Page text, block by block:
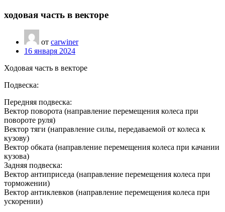
ходовая часть в векторе
от carwiner
16 января 2024
Ходовая часть в векторе
Подвеска:
Передняя подвеска:
Вектор поворота (направление перемещения колеса при
повороте руля)
Вектор тяги (направление силы, передаваемой от колеса к
кузову)
Вектор обката (направление перемещения колеса при качании
кузова)
Задняя подвеска:
Вектор антиприседа (направление перемещения колеса при
торможении)
Вектор антиклевков (направление перемещения колеса при
ускорении)